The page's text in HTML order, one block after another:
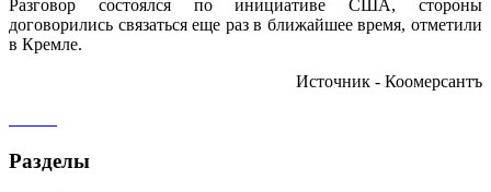
Разговор состоялся по инициативе США, стороны
договорились связаться еще раз в ближайшее время, отметили
в Кремле.
Источник - Коомерсантъ
Разделы